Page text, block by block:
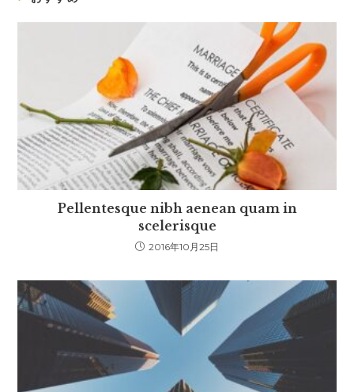
Pellentesque nibh aenean quam in
scelerisque
2016年10月25日